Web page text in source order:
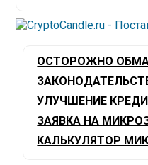
ОСТОРОЖНО
УЛУЧШЕНИЕ
ЗАЯВКА НА
КАЛЬКУЛЯТОР